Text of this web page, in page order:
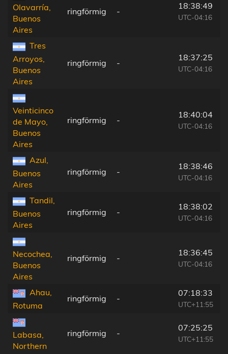
Olavarría,
Buenos
Aires
ringförmig -
18:38:49
UTC-04:16
Tres
Arroyos,
Buenos
Aires
ringförmig -
18:37:25
UTC-04:16
Veinticinco
de Mayo,
Buenos
Aires
ringförmig -
18:40:04
UTC-04:16
Azul,
Buenos
Aires
ringförmig -
18:38:46
UTC-04:16
Tandil,
Buenos
Aires
ringförmig -
18:38:02
UTC-04:16
Necochea,
Buenos
Aires
ringförmig -
18:36:45
UTC-04:16
Ahau,
Rotuma
ringförmig -
07:18:33
UTC+11:55
Labasa,
Northern
ringförmig -
07:25:25
UTC+11:55